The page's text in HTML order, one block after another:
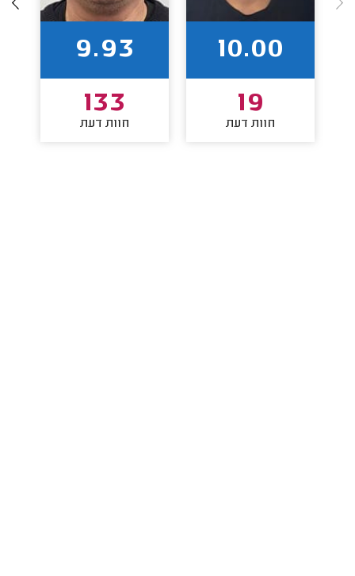
10.00
19
חוות דעת
9.93
133
חוות דעת